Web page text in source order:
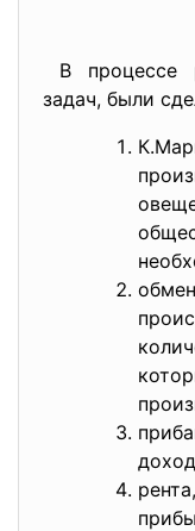
В процессе
задач, были